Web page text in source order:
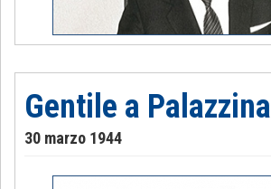
Gentile a Palazzina
30 marzo 1944